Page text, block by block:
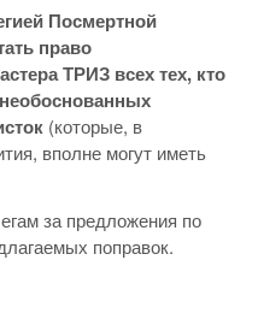
Посмертной
право
ТРИЗ всех тех, кто
(которые, в
вполне могут иметь
за предложения по
поправок.